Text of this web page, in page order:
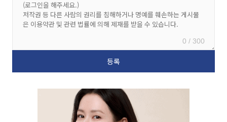
0 / 300